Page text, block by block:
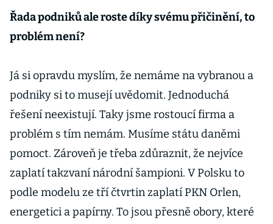
Řada podniků ale roste díky svému přičinění, to
problém není?
Já si opravdu myslím, že nemáme na vybranou a
podniky si to musejí uvědomit. Jednoduchá
řešení neexistují. Taky jsme rostoucí firma a
problém s tím nemám. Musíme státu daněmi
pomoct. Zároveň je třeba zdůraznit, že nejvíce
zaplatí takzvaní národní šampioni. V Polsku to
podle modelu ze tří čtvrtin zaplatí PKN Orlen,
energetici a papírny. To jsou přesně obory, které